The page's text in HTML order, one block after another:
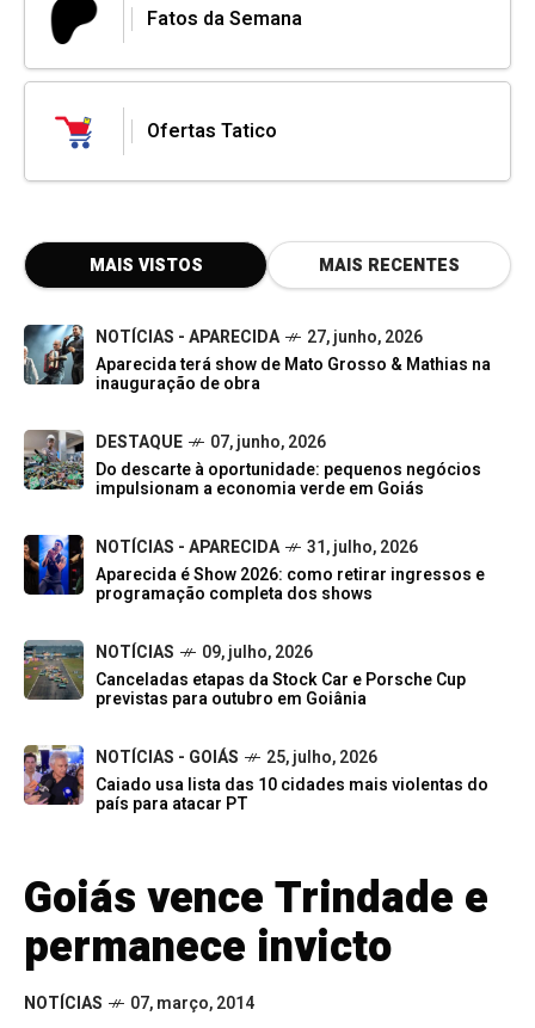
Fatos da Semana
Ofertas Tatico
MAIS VISTOS MAIS RECENTES
NOTÍCIAS - APARECIDA
27, junho, 2026
Aparecida terá show de Mato Grosso & Mathias na
inauguração de obra
DESTAQUE
07, junho, 2026
Do descarte à oportunidade: pequenos negócios
impulsionam a economia verde em Goiás
NOTÍCIAS - APARECIDA
31, julho, 2026
Aparecida é Show 2026: como retirar ingressos e
programação completa dos shows
NOTÍCIAS
09, julho, 2026
Canceladas etapas da Stock Car e Porsche Cup
previstas para outubro em Goiânia
NOTÍCIAS - GOIÁS
25, julho, 2026
Caiado usa lista das 10 cidades mais violentas do
país para atacar PT
Goiás vence Trindade e
permanece invicto
NOTÍCIAS 07, março, 2014